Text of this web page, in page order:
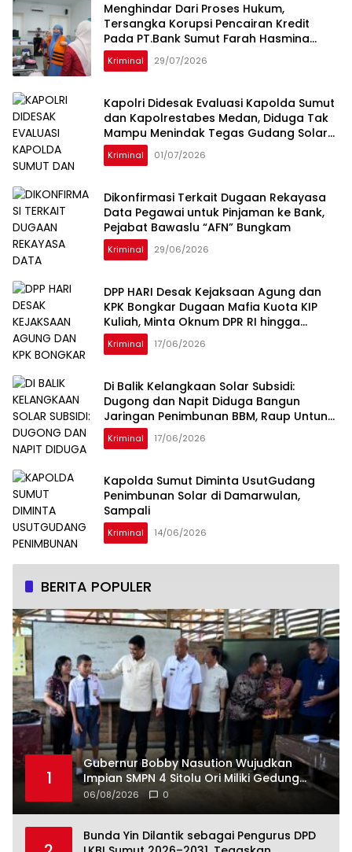
Menghindar Dari Proses Hukum,
Tersangka Korupsi Pencairan Kredit
Pada PT.Bank Sumut Farah Hasmina
Ditangkap Oleh Tim Intelijen Kejati Sumut
Di Jakarta
Kriminal 29/07/2026
Kapolri Didesak Evaluasi Kapolda Sumut
dan Kapolrestabes Medan, Diduga Tak
Mampu Menindak Tegas Gudang Solar
Subsidi Napit dan Dugong
Kriminal 01/07/2026
Dikonfirmasi Terkait Dugaan Rekayasa
Data Pegawai untuk Pinjaman ke Bank,
Pejabat Bawaslu “AFN” Bungkam
Kriminal 29/06/2026
DPP HARI Desak Kejaksaan Agung dan
KPK Bongkar Dugaan Mafia Kuota KIP
Kuliah, Minta Oknum DPR RI hingga
Kampus Penerima Diperiksa
Kriminal 17/06/2026
Di Balik Kelangkaan Solar Subsidi:
Dugong dan Napit Diduga Bangun
Jaringan Penimbunan BBM, Raup Untung
Ratusan Juta Rupiah per Hari
Kriminal 17/06/2026
Kapolda Sumut Diminta UsutGudang
Penimbunan Solar di Damarwulan,
Sampali
Kriminal 14/06/2026
BERITA POPULER
1
Gubernur Bobby Nasution Wujudkan
Impian SMPN 4 Sitolu Ori Miliki Gedung
Permanen
06/08/2026 0
Bunda Yin Dilantik sebagai Pengurus DPD